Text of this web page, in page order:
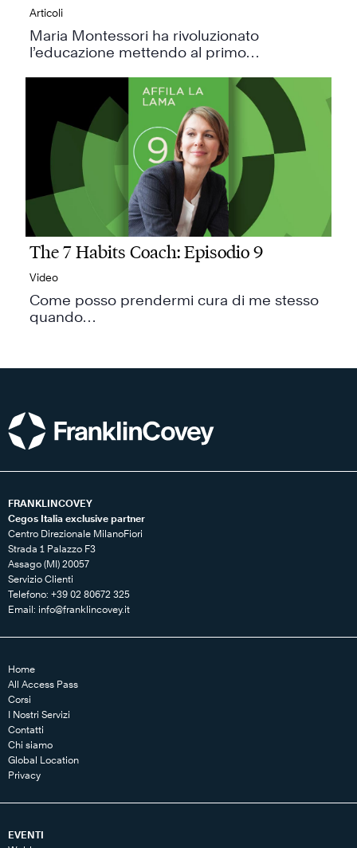
Articoli
Maria Montessori ha rivoluzionato
l’educazione mettendo al primo…
The 7 Habits Coach: Episodio 9
Video
Come posso prendermi cura di me stesso
quando…
FRANKLINCOVEY
Cegos Italia exclusive partner
Centro Direzionale MilanoFiori
Strada 1 Palazzo F3
Assago (MI) 20057
Servizio Clienti
Telefono: +39 02 80672 325
Email: info@franklincovey.it
Home
All Access Pass
Corsi
I Nostri Servizi
Contatti
Chi siamo
Global Location
Privacy
EVENTI